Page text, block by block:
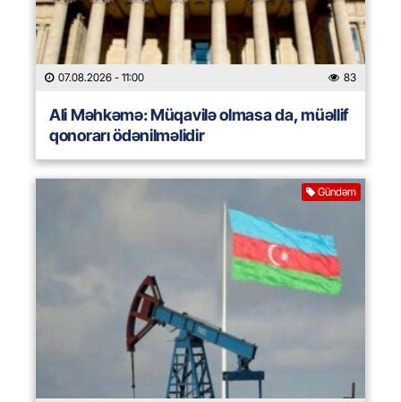
07.08.2026 - 11:00 83
Ali Məhkəmə: Müqavilə olmasa da, müəllif
qonorarı ödənilməlidir
Gündəm